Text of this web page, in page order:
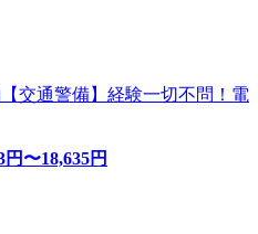
交通警備】経験一切不問！電
円〜18,635円